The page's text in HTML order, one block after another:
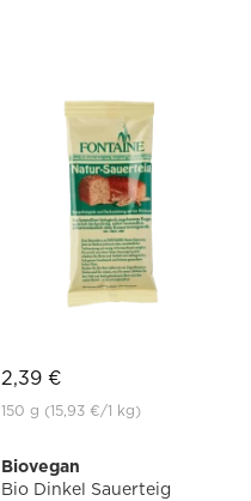
2,39 €
150 g (15,93 €/1 kg)
Biovegan
Bio Dinkel Sauerteig